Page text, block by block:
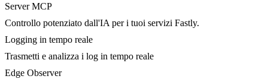
Server MCP
Controllo potenziato dall'IA per i tuoi servizi Fastly.
Logging in tempo reale
Trasmetti e analizza i log in tempo reale
Edge Observer